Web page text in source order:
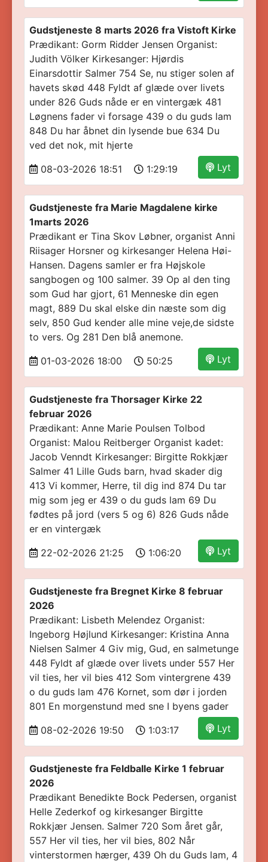
Gudstjeneste 8 marts 2026 fra Vistoft Kirke
Prædikant: Gorm Ridder Jensen Organist:
Judith Völker Kirkesanger: Hjørdis
Einarsdottir Salmer 754 Se, nu stiger solen af
havets skød 448 Fyldt af glæde over livets
under 826 Guds nåde er en vintergæk 481
Løgnens fader vi forsage 439 o du guds lam
848 Du har åbnet din lysende bue 634 Du
ved det nok, mit hjerte
Lyt
08-03-2026 18:51 1:29:19
Gudstjeneste fra Marie Magdalene kirke
1marts 2026
Prædikant er Tina Skov Løbner, organist Anni
Riisager Horsner og kirkesanger Helena Høi-
Hansen. Dagens samler er fra Højskole
sangbogen og 100 salmer. 39 Op al den ting
som Gud har gjort, 61 Menneske din egen
magt, 889 Du skal elske din næste som dig
selv, 850 Gud kender alle mine veje,de sidste
to vers. Og 281 Den blå anemone.
Lyt
01-03-2026 18:00 50:25
Gudstjeneste fra Thorsager Kirke 22
februar 2026
Prædikant: Anne Marie Poulsen Tolbod
Organist: Malou Reitberger Organist kadet:
Jacob Venndt Kirkesanger: Birgitte Rokkjær
Salmer 41 Lille Guds barn, hvad skader dig
413 Vi kommer, Herre, til dig ind 874 Du tar
mig som jeg er 439 o du guds lam 69 Du
fødtes på jord (vers 5 og 6) 826 Guds nåde
er en vintergæk
Lyt
22-02-2026 21:25 1:06:20
Gudstjeneste fra Bregnet Kirke 8 februar
2026
Prædikant: Lisbeth Melendez Organist:
Ingeborg Højlund Kirkesanger: Kristina Anna
Nielsen Salmer 4 Giv mig, Gud, en salmetunge
448 Fyldt af glæde over livets under 557 Her
vil ties, her vil bies 412 Som vintergrene 439
o du guds lam 476 Kornet, som dør i jorden
801 En morgenstund med sne I byens gader
Lyt
08-02-2026 19:50 1:03:17
Gudstjeneste fra Feldballe Kirke 1 februar
2026
Prædikant Benedikte Bock Pedersen, organist
Helle Zederkof og kirkesanger Birgitte
Rokkjær Jensen. Salmer 720 Som året går,
557 Her vil ties, her vil bies, 802 Når
vinterstormen hærger, 439 Oh du Guds lam, 4